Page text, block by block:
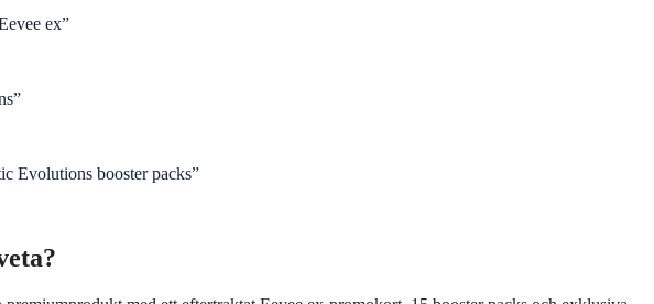
ex”
Evolutions booster packs”